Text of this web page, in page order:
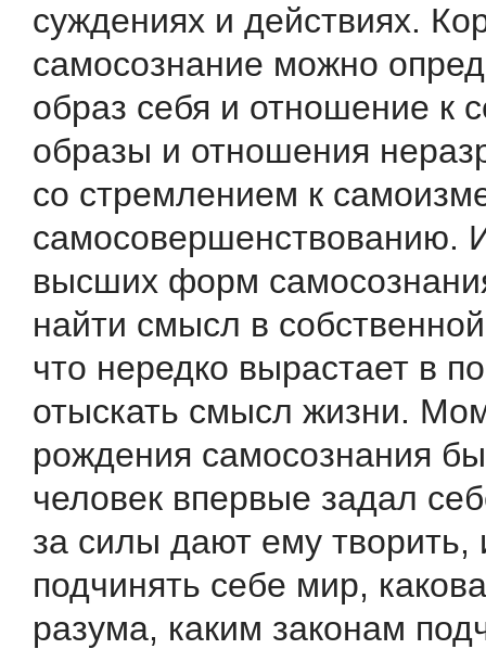
суждениях и действиях.
самосознание можно
образ себя и отношение к
образы и отношения
со стремлением к
самосовершенствованию.
высших форм
найти смысл в
что нередко вырастает в
отыскать смысл жизни.
рождения самосознания
человек впервые задал
за силы дают ему творить,
подчинять себе мир,
разума, каким законам